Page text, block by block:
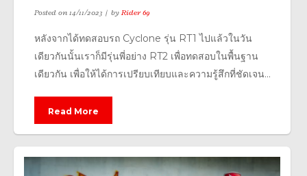
Posted on14/11/2023 byRider 69
หลังจากได้ทดสอบรถ Cyclone รุ่น RT1 ไปแล้วในวัน
เดียวกันนั้นเราก็มีรุ่นพี่อย่าง RT2 เพื่อทดสอบในพื้นฐาน
เดียวกัน เพื่อให้ได้การเปรียบเทียบและความรู้สึกที่ชัดเจน...
Read More